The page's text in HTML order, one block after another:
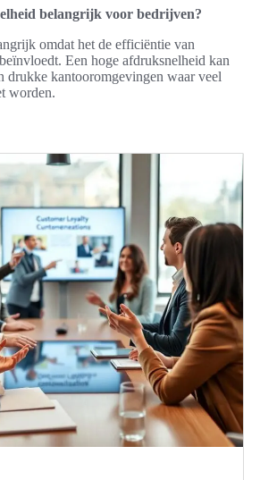
belangrijk voor bedrijven?
omdat het de efficiëntie van
Een hoge afdruksnelheid kan
drukke kantooromgevingen waar veel
worden.